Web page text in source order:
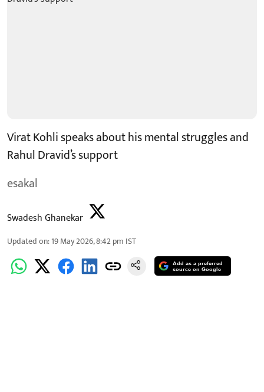
Virat Kohli speaks about his mental struggles and
Rahul Dravid’s support
esakal
Swadesh Ghanekar
Updated on:19 May 2026, 8:42 pm IST
Add as a preferred
source on Google